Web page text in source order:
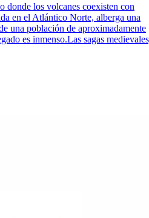
donde los volcanes coexisten con
en el Atlántico Norte, alberga una
una población de aproximadamente
es inmenso.Las sagas